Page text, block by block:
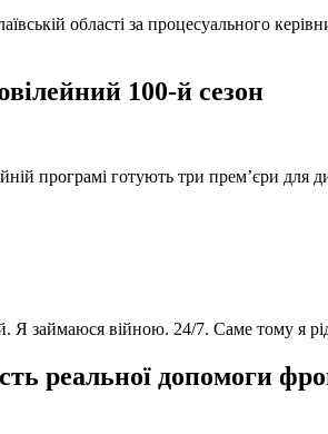
області за процесуального
100-й сезон
програмі готують три прем’єри для
Я займаюся війною. 24/7. Саме тому я
реальної допомоги